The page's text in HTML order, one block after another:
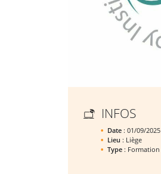
INFOS
Date: 01/09/2025
Lieu : Liège
Type: Formation